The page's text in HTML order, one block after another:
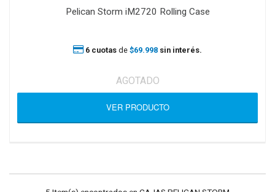
Pelican Storm iM2720 Rolling Case
6 cuotas de $69.998 sin interés.
AGOTADO
VER PRODUCTO